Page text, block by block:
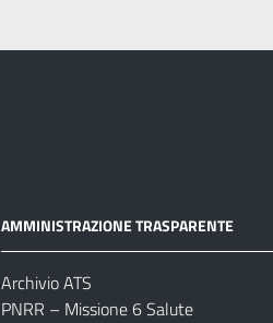
AMMINISTRAZIONE TRASPARENTE
Archivio ATS
PNRR – Missione 6 Salute